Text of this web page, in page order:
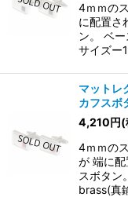
4ｍｍの
に配置さ
ン。 ベ
サイズー
マットレ
カフスボ
4,210円(
4ｍｍの
が 端に
スボタン
brass(真